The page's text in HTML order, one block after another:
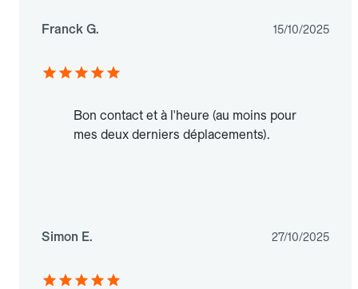
Franck G. 15/10/2025
Bon contact et à l'heure (au moins pour
mes deux derniers déplacements).
Simon E. 27/10/2025